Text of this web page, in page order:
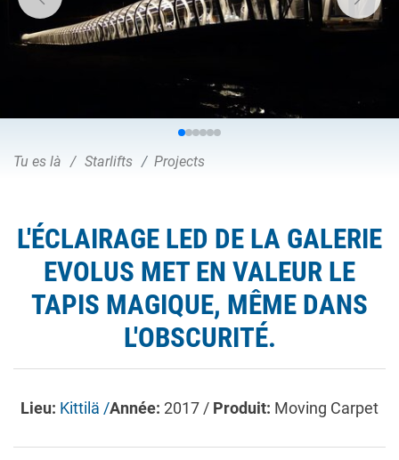
Tu es là Starlifts Projects
L'ÉCLAIRAGE LED DE LA GALERIE
EVOLUS MET EN VALEUR LE
TAPIS MAGIQUE, MÊME DANS
L'OBSCURITÉ.
Lieu: Kittilä /Année: 2017 / Produit: Moving Carpet